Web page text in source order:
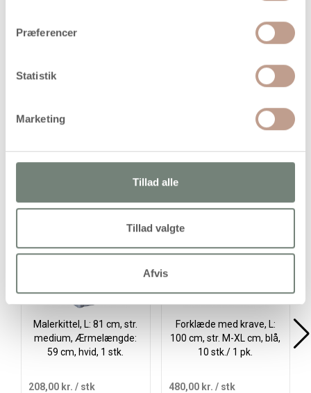
Præferencer
Statistik
Marketing
Tillad alle
Tillad valgte
Afvis
Handelsbetingelser
Praktisk kunstnerkittel med god pasform og 3 lommer. 80%
Køb mere og spar
Malerkittel, L: 81 cm, str.
medium, Ærmelængde:
59 cm, hvid, 1 stk.
208,00 kr. / stk
Forklæde med krave, L:
100 cm, str. M-XL cm, blå,
10 stk./ 1 pk.
480,00 kr. / stk